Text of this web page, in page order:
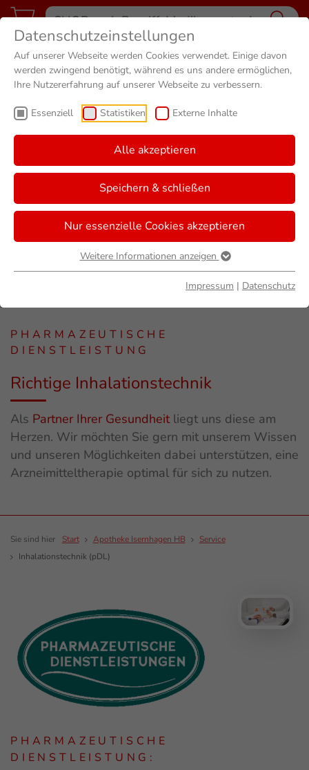
Datenschutzeinstellungen
Auf unserer Webseite werden Cookies verwendet. Einige davon
werden zwingend benötigt, während es uns andere ermöglichen,
Ihre Nutzererfahrung auf unserer Webseite zu verbessern.
Essenziell Statistiken Externe Inhalte
Alle akzeptieren
Speichern & schließen
Nur essenzielle Cookies akzeptieren
Weitere Informationen anzeigen
Impressum | Datenschutz
PHARMAZEUTISCHE
DIENSTLEISTUNG
Richtige Inhalationstechnik
Als Partner Ihrer Gesundheitliegt uns diese am
Herzen. Wir möchten Sie gern mit unserem Wissen
und unseren Möglichkeiten dabei unterstützen, eine
Arzneimitteltherapie optimal für sich zu nutzen.
Sie sind hier Start Apotheke Isernhagen HB
Service
Inhalationstechnik (pDL)
PHARMAZEUTISCHE
DIENSTLEISTUNG: